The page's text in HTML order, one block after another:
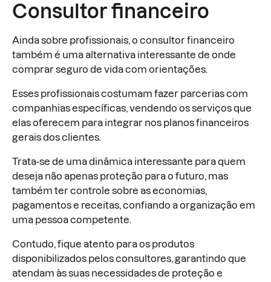
Consultor financeiro
Ainda sobre profissionais, o consultor financeiro
também é uma alternativa interessante de onde
comprar seguro de vida com orientações.
Esses profissionais costumam fazer parcerias com
companhias específicas, vendendo os serviços que
elas oferecem para integrar nos planos financeiros
gerais dos clientes.
Trata-se de uma dinâmica interessante para quem
deseja não apenas proteção para o futuro, mas
também ter controle sobre as economias,
pagamentos e receitas, confiando a organização em
uma pessoa competente.
Contudo, fique atento para os produtos
disponibilizados pelos consultores, garantindo que
atendam às suas necessidades de proteção e